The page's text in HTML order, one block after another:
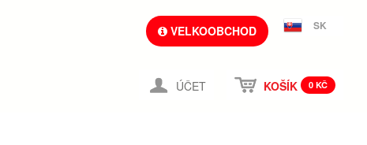
VELKOOBCHOD SK
ÚČET KOŠÍK 0 KČ